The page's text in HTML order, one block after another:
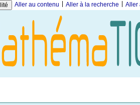
Aller au contenu Aller à la recherche Aller